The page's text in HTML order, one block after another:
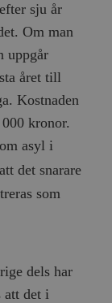
sju år
Om man
uppgår
året till
Kostnaden
kronor.
asyl i
det snarare
som
dels har
att det i